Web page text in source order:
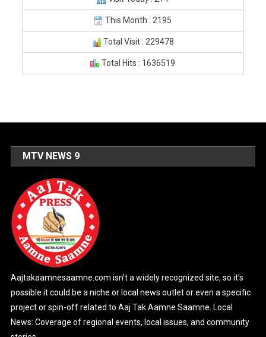
This Month : 2195
Total Visit : 229478
Total Hits : 1636519
MTV NEWS 9
Aajtakaamnesaamne.com isn’t a widely recognized site, so it’s
possible it could be a niche or local news outlet or even a specific
project or spin-off related to Aaj Tak Aamne Saamne. Local
News: Coverage of regional events, local issues, and community